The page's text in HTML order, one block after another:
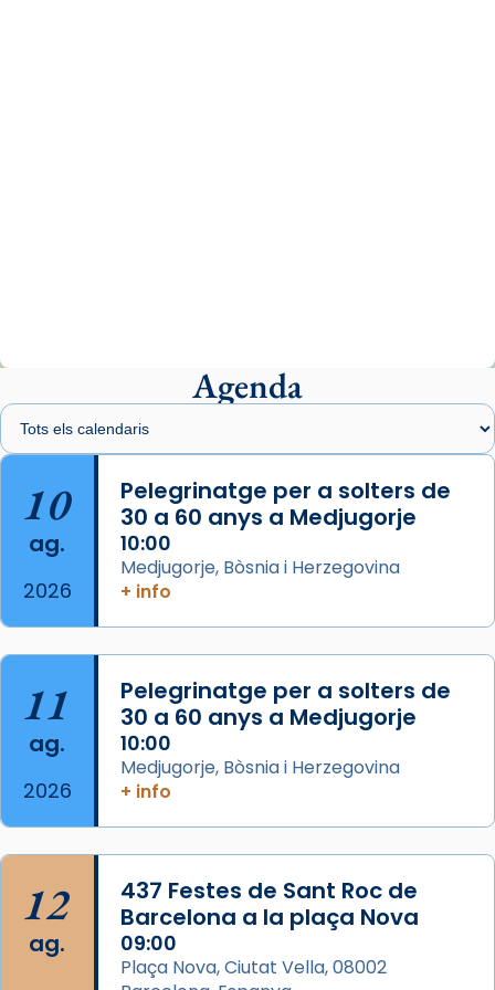
presidit aquest 27 de juliol la missa de Les
Santes de Mataró.
🔗 tinyurl.com/cvu5jmbk
📸 J. Merino
Photo
View on Facebook ·
de Barcelona.
Aquest dilluns, 27 de juliol, ha tingut lloc la
missa d’acció de gràcies en agraïment al
comitè organitzador de la visita apostòlica
del Sant Pare Lleó XIV a Barcelona, i als
col·laboradors, a la Catedral de Barcelona.
L’arquebisbe de Barcelona, el cardenal Joan
Josep Omella, ha presidit la missa i l’ha
concelebrat el bisbe auxiliar de Barcelona,
Mons. David Abadías.
📸 Dr. G. Simón
Agenda
10
ag.
2026
Pelegrinatge per a solters de
30 a 60 anys a Medjugorje
10:00
Medjugorje, Bòsnia i Herzegovina
+ info
11
ag.
2026
Pelegrinatge per a solters de
30 a 60 anys a Medjugorje
10:00
Medjugorje, Bòsnia i Herzegovina
+ info
12
ag.
437 Festes de Sant Roc de
Barcelona a la plaça Nova
09:00
Plaça Nova, Ciutat Vella, 08002